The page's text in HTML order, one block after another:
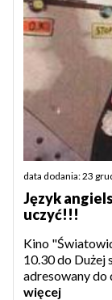
data dodania: 23
Język
uczyć!!!
Kino
10.30 do Dużej
adresowany do
więcej